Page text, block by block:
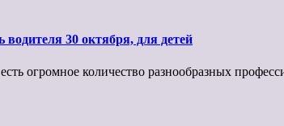
30 октября, для детей
огромное количество разнообразных